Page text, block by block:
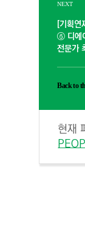
NEXT
[기획연
⑥ 디에
전문가
Back to
현재